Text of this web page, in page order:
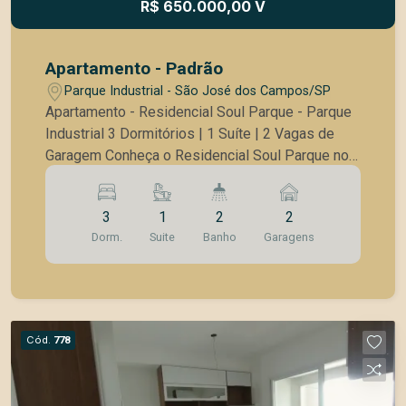
R$ 650.000,00 V
Apartamento - Padrão
Parque Industrial - São José dos Campos/SP
Apartamento - Residencial Soul Parque - Parque
Industrial 3 Dormitórios | 1 Suíte | 2 Vagas de
Garagem Conheça o Residencial Soul Parque no
Parque Industrial em São José dos Campos, uma
oportunidade imperdível para viver com conforto
e praticidade! Este charmoso apartamento de
73m² está estrategicamente localizado próximo
a comércios, escolas, shoppings,
cidade. Características do Imóvel: 73m² 3
Dormitórios, sendo um suíte Sala Cozinha com
conceito aberto 1 Banheiro social Área de
serviços 2 Vagas de garagem cobertas e fixas
3
Dorm.
1
Suite
2
Banho
2
Garagens
Cód. 778